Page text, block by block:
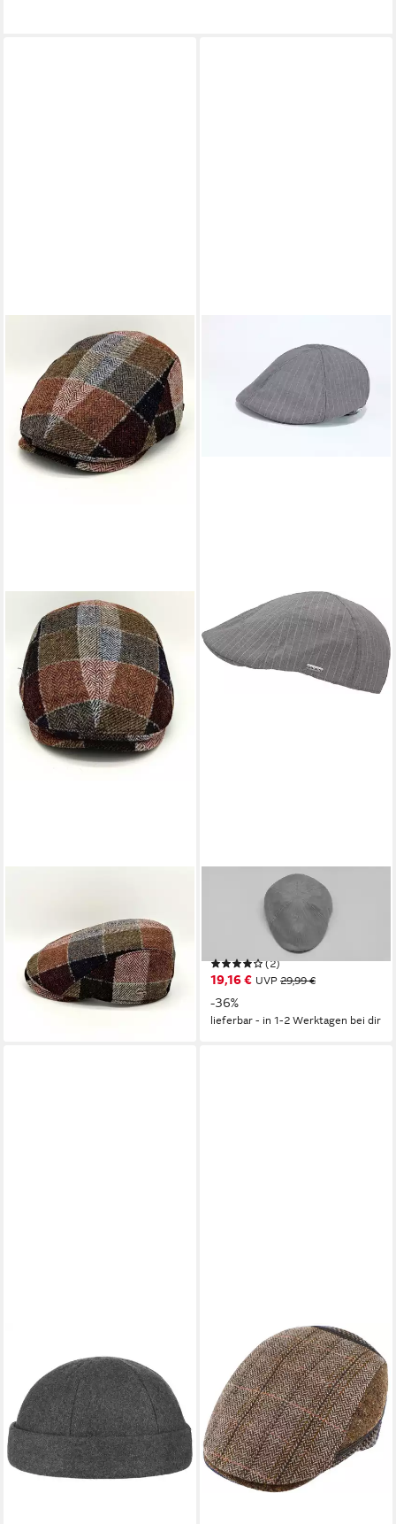
Ohrenklappen
75,00 €
lieferbar - in 2-3 Werktagen bei dir
CHILLOUTS
Schiebermütze Alicante Hat
mit feinem Streifenmuster &
moderner Eleganz
(2)
19,16 € UVP 29,99 €
-36%
lieferbar - in 1-2 Werktagen bei dir